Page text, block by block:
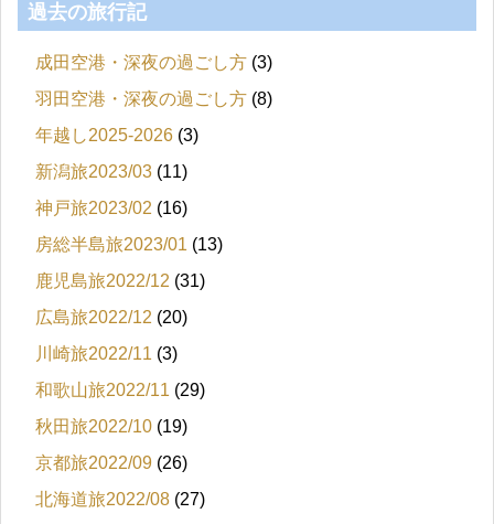
過去の旅行記
成田空港・深夜の過ごし方 (3)
羽田空港・深夜の過ごし方 (8)
年越し2025-2026 (3)
新潟旅2023/03 (11)
神戸旅2023/02 (16)
房総半島旅2023/01 (13)
鹿児島旅2022/12 (31)
広島旅2022/12 (20)
川崎旅2022/11 (3)
和歌山旅2022/11 (29)
秋田旅2022/10 (19)
京都旅2022/09 (26)
北海道旅2022/08 (27)